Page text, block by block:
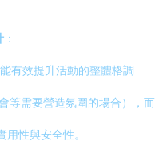
：
有效提升活動的整體格調
等需要營造氛圍的場合），而
性與安全性。